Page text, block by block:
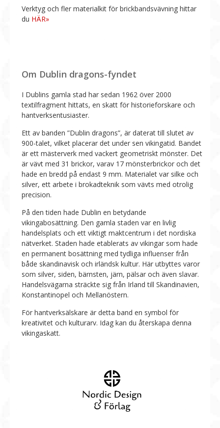
Verktyg och fler materialkit för brickbandsvävning hittar
du HÄR»
Om Dublin dragons-fyndet
I Dublins gamla stad har sedan 1962 över 2000
textilfragment hittats, en skatt för historieforskare och
hantverksentusiaster.
Ett av banden ”Dublin dragons”, är daterat till slutet av
900-talet, vilket placerar det under sen vikingatid. Bandet
är ett mästerverk med vackert geometriskt mönster. Det
är vävt med 31 brickor, varav 17 mönsterbrickor och det
hade en bredd på endast 9 mm. Materialet var silke och
silver, ett arbete i brokadteknik som vävts med otrolig
precision.
På den tiden hade Dublin en betydande
vikingabosättning. Den gamla staden var en livlig
handelsplats och ett viktigt maktcentrum i det nordiska
nätverket. Staden hade etablerats av vikingar som hade
en permanent bosättning med tydliga influenser från
både skandinavisk och irländsk kultur. Här utbyttes varor
som silver, siden, bärnsten, järn, pälsar och även slavar.
Handelsvägarna sträckte sig från Irland till Skandinavien,
Konstantinopel och Mellanöstern.
För hantverksälskare är detta band en symbol för
kreativitet och kulturarv. Idag kan du återskapa denna
vikingaskatt.